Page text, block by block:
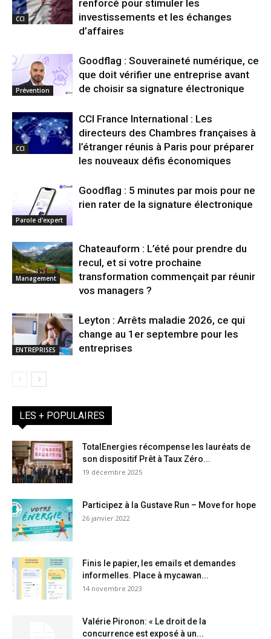
CCI
renforcé pour stimuler les
investissements et les échanges
d’affaires
Prévention
Goodflag : Souveraineté numérique, ce
que doit vérifier une entreprise avant
de choisir sa signature électronique
CCI
CCI France International : Les
directeurs des Chambres françaises à
l’étranger réunis à Paris pour préparer
les nouveaux défis économiques
Parole d'expert
Goodflag : 5 minutes par mois pour ne
rien rater de la signature électronique
Management
Chateauform : L’été pour prendre du
recul, et si votre prochaine
transformation commençait par réunir
vos managers ?
ENTREPRISES
Leyton : Arrêts maladie 2026, ce qui
change au 1er septembre pour les
entreprises
LES + POPULAIRES
TotalEnergies récompense les lauréats de
son dispositif Prêt à Taux Zéro...
19 décembre 2025
Participez à la Gustave Run – Move for hope
26 janvier 2022
Finis le papier, les emails et demandes
informelles. Place à mycawan...
14 novembre 2023
Valérie Pironon: « Le droit de la
concurrence est exposé à un...